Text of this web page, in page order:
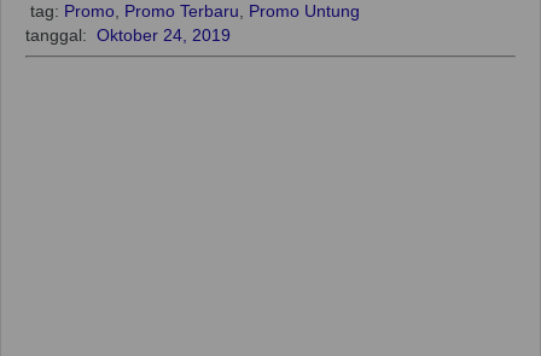
tag: Promo, Promo Terbaru, Promo Untung
tanggal: Oktober 24, 2019